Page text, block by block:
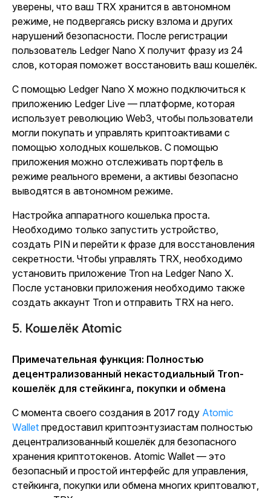
уверены, что ваш TRX хранится в автономном
режиме, не подвергаясь риску взлома и других
нарушений безопасности. После регистрации
пользователь Ledger Nano X получит фразу из 24
слов, которая поможет восстановить ваш кошелёк.
С помощью Ledger Nano X можно подключиться к
приложению Ledger Live — платформе, которая
использует революцию Web3, чтобы пользователи
могли покупать и управлять криптоактивами с
помощью холодных кошельков. С помощью
приложения можно отслеживать портфель в
режиме реального времени, а активы безопасно
выводятся в автономном режиме.
Настройка аппаратного кошелька проста.
Необходимо только запустить устройство,
создать PIN и перейти к фразе для восстановления
секретности. Чтобы управлять TRX, необходимо
установить приложение Tron на Ledger Nano X.
После установки приложения необходимо также
создать аккаунт Tron и отправить TRX на него.
5. Кошелёк Atomic
Примечательная функция: Полностью
децентрализованный некастодиальный Tron-
кошелёк для стейкинга, покупки и обмена
С момента своего создания в 2017 году Atomic
Wallet предоставил криптоэнтузиастам полностью
децентрализованный кошелёк для безопасного
хранения криптотокенов. Atomic Wallet — это
безопасный и простой интерфейс для управления,
стейкинга, покупки или обмена многих криптовалют,